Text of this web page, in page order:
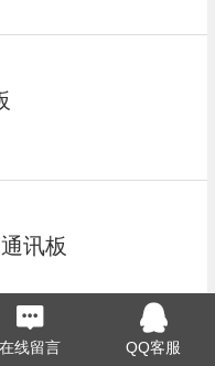
讯板
在线留言 QQ客服